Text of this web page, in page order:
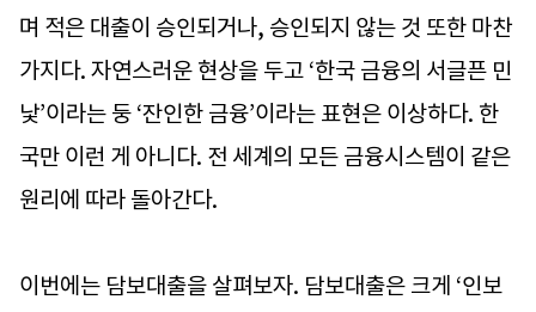
며 적은 대출이 승인되거나, 승인되지 않는 것 또한 마찬
가지다. 자연스러운 현상을 두고 ‘한국 금융의 서글픈 민
낯’이라는 둥 ‘잔인한 금융’이라는 표현은 이상하다. 한
국만 이런 게 아니다. 전 세계의 모든 금융시스템이 같은
원리에 따라 돌아간다.
이번에는 담보대출을 살펴보자. 담보대출은 크게 ‘인보